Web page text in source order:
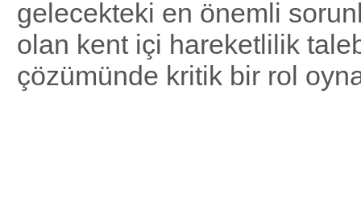
gelecekteki en önemli
olan kent içi hareketlilik
çözümünde kritik bir rol